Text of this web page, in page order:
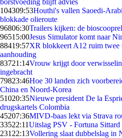
borstvoeding blijft advies
104309:53Houthi's vallen Saoedi-
blokkade olieroute
96806:30Trailers kijken: de
96515:00Jesus Simulator komt naar
88419:57XR blokkeert A12 ruim twee
aanhouding
83721:14Vrouw krijgt door
ingebracht
79823:46Hoe 30 landen zich
China en Noord-Korea
51020:35Nieuwe president De la
drugskartels Colombia
45207:36MIVD-baas lekt via Strava
33522:11Uitslag PSV - Fortuna Sittard
231 22:13Vollering slaat dubbelslag in